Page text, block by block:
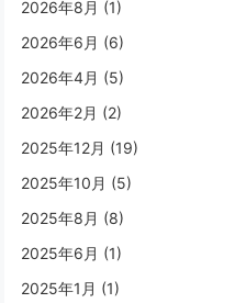
2026年8月 (1)
2026年6月 (6)
2026年4月 (5)
2026年2月 (2)
2025年12月 (19)
2025年10月 (5)
2025年8月 (8)
2025年6月 (1)
2025年1月 (1)